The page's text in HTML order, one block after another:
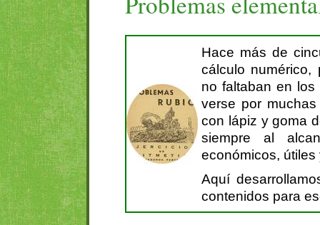
Hace más de
cálculo numérico,
no faltaban en
verse por
con lápiz y goma
siempre al
económicos, útiles
Aquí
contenidos para